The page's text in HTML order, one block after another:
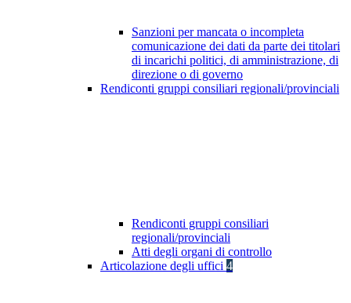
Sanzioni per mancata o incompleta
comunicazione dei dati da parte dei titolari
di incarichi politici, di amministrazione, di
direzione o di governo
Rendiconti gruppi consiliari regionali/provinciali
Rendiconti gruppi consiliari
regionali/provinciali
Atti degli organi di controllo
Articolazione degli uffici 4